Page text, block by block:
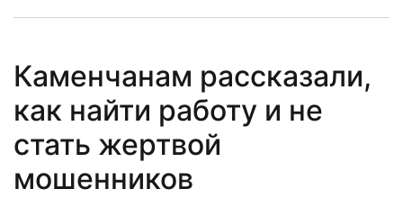
Каменчанам рассказали,
как найти работу и не
стать жертвой
мошенников